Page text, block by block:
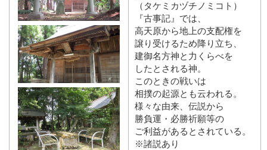
（タケミカヅチノミコト）
『古事記』では、
高天原から地上の支配権を
譲り受けるため降り立ち、
建御名方神と力くらべを
したとされる神。
このときの戦いは
相撲の起源とも云われる。
様々な由来、伝説から
勝負運・必勝祈願等の
ご利益があるとされている。
※諸説あり